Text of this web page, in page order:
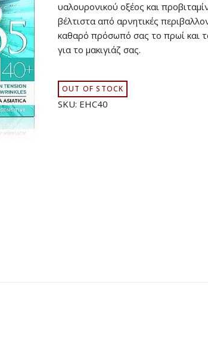
υαλουρονικού οξέος και
βέλτιστα από αρνητικές
καθαρό πρόσωπό σας το πρωί και
για το μακιγιάζ σας.
OUT OF STOCK
SKU: EHC40